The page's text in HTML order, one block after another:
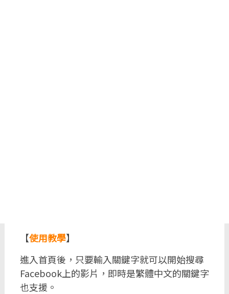
【使用教學】
進入首頁後，只要輸入關鍵字就可以開始搜尋
Facebook上的影片，即時是繁體中文的關鍵字
也支援。